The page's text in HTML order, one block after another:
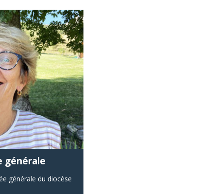
générale
générale du diocèse